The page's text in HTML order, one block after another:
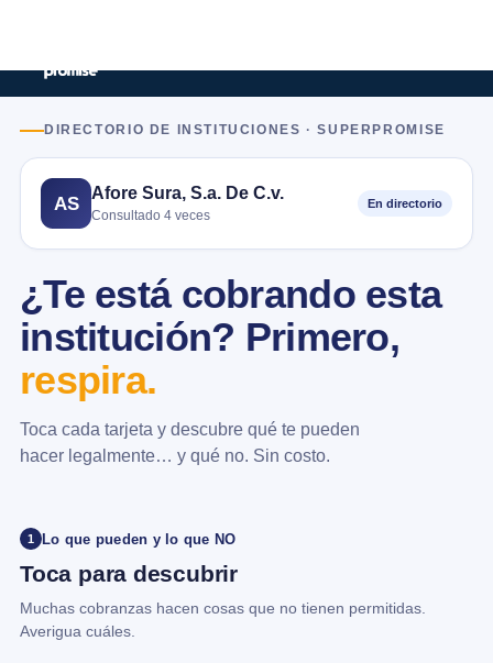
DIRECTORIO DE INSTITUCIONES · SUPERPROMISE
AS
Afore Sura, S.a. De C.v.
Consultado 4 veces
En directorio
¿Te está cobrando esta
institución? Primero,
respira.
Toca cada tarjeta y descubre qué te pueden
hacer legalmente… y qué no. Sin costo.
1 Lo que pueden y lo que NO
Toca para descubrir
Muchas cobranzas hacen cosas que no tienen permitidas.
Averigua cuáles.